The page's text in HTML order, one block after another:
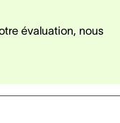
évaluation, nous